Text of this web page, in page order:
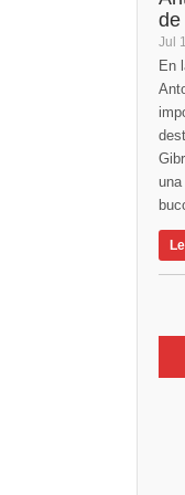
de
Jul
En